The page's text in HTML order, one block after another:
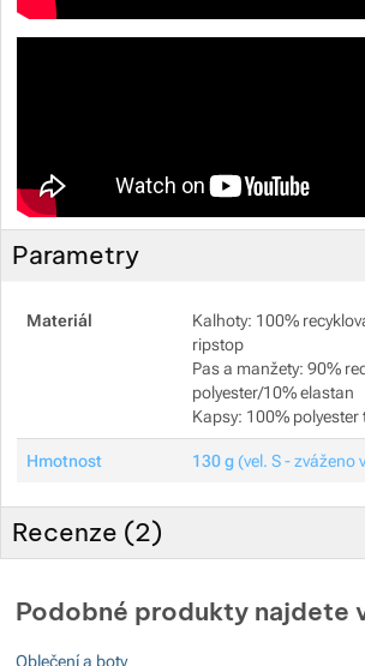
Parametry
Materiál
Kalhoty: 100%
ripstop
Pas a manžety: 90%
polyester/10% elastan
Kapsy: 100%
Hmotnost 130 g (vel. S - zváženo
Recenze (2)
100
Podobné produkty najdete
Oblečení a boty